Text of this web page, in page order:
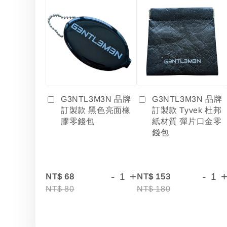
G3NTL3M3N 品牌
訂製款 黑色亮面橡
膠零錢包
NT$ 68
NT$ 80
- +
G3NTL3M3N 品牌
訂製款 Tyvek 杜邦
紙材質 彈片口金零
錢包
NT$ 153
NT$ 180
-